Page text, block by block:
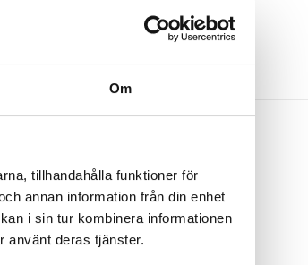
Om
tillhandahålla funktioner för
annan information från din enhet
i sin tur kombinera informationen
använt deras tjänster.
ett bra skydd och passa din Samsung
men samtidigt som en plånbok. Detta